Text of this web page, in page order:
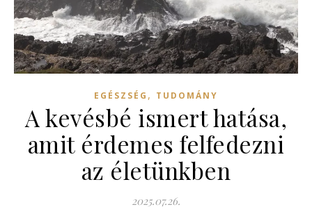
EGÉSZSÉG , TUDOMÁNY
A kevésbé ismert hatása,
amit érdemes felfedezni
az életünkben
2025.07.26.